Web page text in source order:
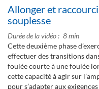
Allonger et
souplesse
Durée de la vidéo
8 min
Cette deuxième phase
effectuer des transitions
foulée courte à une foulée
cette capacité à agir sur
pour s’adapter aux